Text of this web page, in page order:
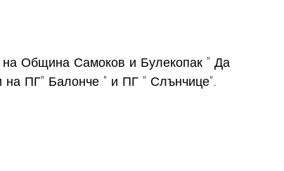
на Община Самоков и Булекопак " Да
на ПГ" Балонче " и ПГ " Слънчице".